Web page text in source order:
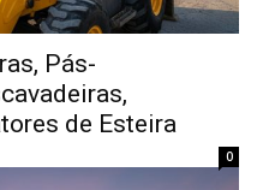
Pás-
de Esteira
0